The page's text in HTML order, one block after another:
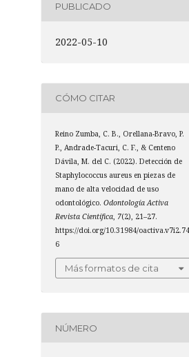
PUBLICADO
2022-05-10
CÓMO CITAR
Reino Zumba, C. B., Orellana-Bravo, P.
P., Andrade-Tacuri, C. F., & Centeno
Dávila, M. del C. (2022). Detección de
Staphylococcus aureus en piezas de
mano de alta velocidad de uso
odontológico.Odontología Activa
Revista Científica, 7(2), 21–27.
https://doi.org/10.31984/
6
Más formatos de cita
NÚMERO